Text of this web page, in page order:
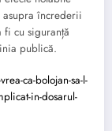
încrederii
fi cu siguranță
publică.
ca-bolojan-sa-l-
in-dosarul-